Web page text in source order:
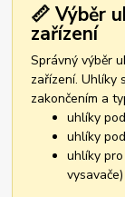
📏 Výběr
zařízení
Správný výběr
zařízení. Uhlíky
zakončením a
uhlíky
uhlíky
uhlíky
vysavače)